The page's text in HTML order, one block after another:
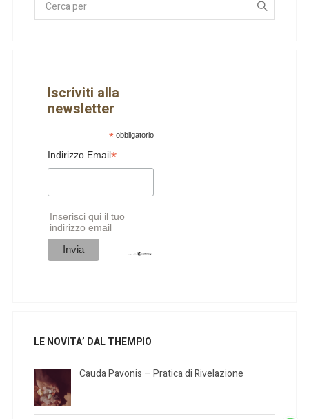
Iscriviti alla
newsletter
*obbligatorio
Indirizzo Email*
Inserisci qui il tuo
indirizzo email
LE NOVITA’ DAL THEMPIO
Cauda Pavonis – Pratica di Rivelazione